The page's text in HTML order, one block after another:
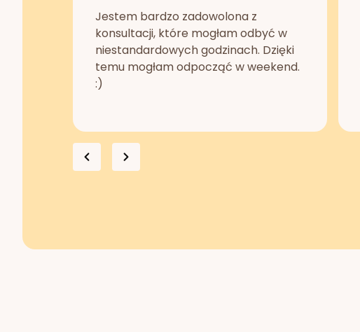
Jestem bardzo zadowolona z
konsultacji, które mogłam odbyć w
niestandardowych godzinach. Dzięki
temu mogłam odpocząć w weekend.
:)